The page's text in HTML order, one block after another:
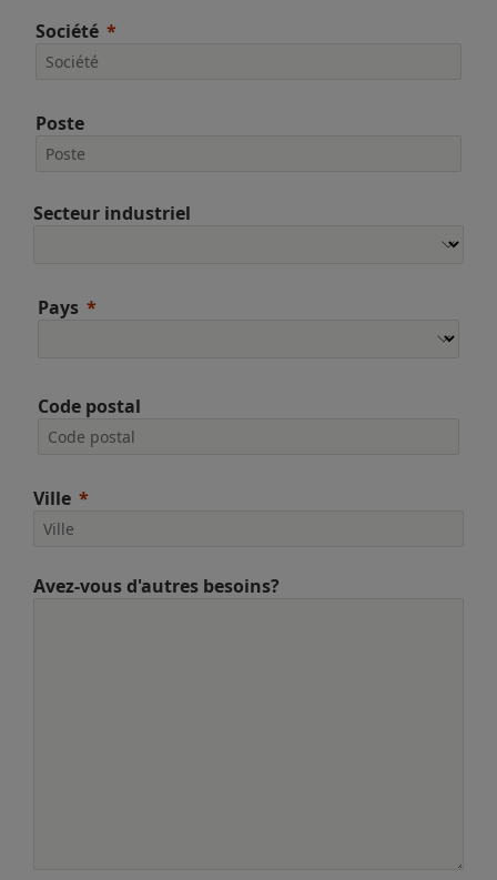
Société
Poste
Secteur industriel
Pays
Code postal
Ville
Avez-vous d'autres besoins?